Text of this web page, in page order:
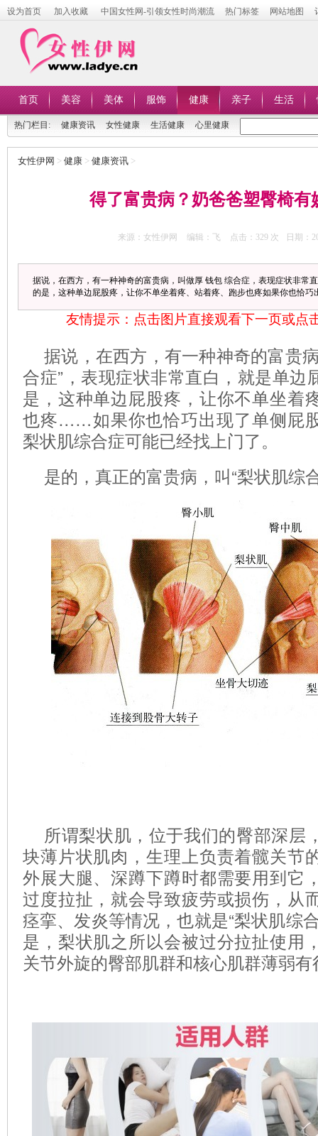
设为首页 加入收藏 中国女性网-引领女性时尚潮流 热门标签 网站地图
首页 美容 美体 服饰 健康 亲子 生活
热门栏目: 健康资讯 女性健康 生活健康 心里健康
女性伊网 > 健康 > 健康资讯 >
得了富贵病？奶爸爸塑臀椅有
来源：女性伊网 编辑：飞 点击： 329 次 日期：
据说，在西方，有一种神奇的富贵病，叫做厚 钱包 综合症，表现症状非常
的是，这种单边屁股疼，让你不单坐着疼、站着疼、跑步也疼如果你也恰巧
友情提示：点击图片直接观看下一页或点
据说，在西方，有一种神奇的富贵
合症”，表现症状非常直白，就是单边
是，这种单边屁股疼，让你不单坐着
也疼……如果你也恰巧出现了单侧屁
梨状肌综合症可能已经找上门了。
是的，真正的富贵病，叫“梨状肌
所谓梨状肌，位于我们的臀部深层
块薄片状肌肉，生理上负责着髋关节
外展大腿、深蹲下蹲时都需要用到它
过度拉扯，就会导致疲劳或损伤，从
痉挛、发炎等情况，也就是“梨状肌综
是，梨状肌之所以会被过分拉扯使用
关节外旋的臀部肌群和核心肌群薄弱